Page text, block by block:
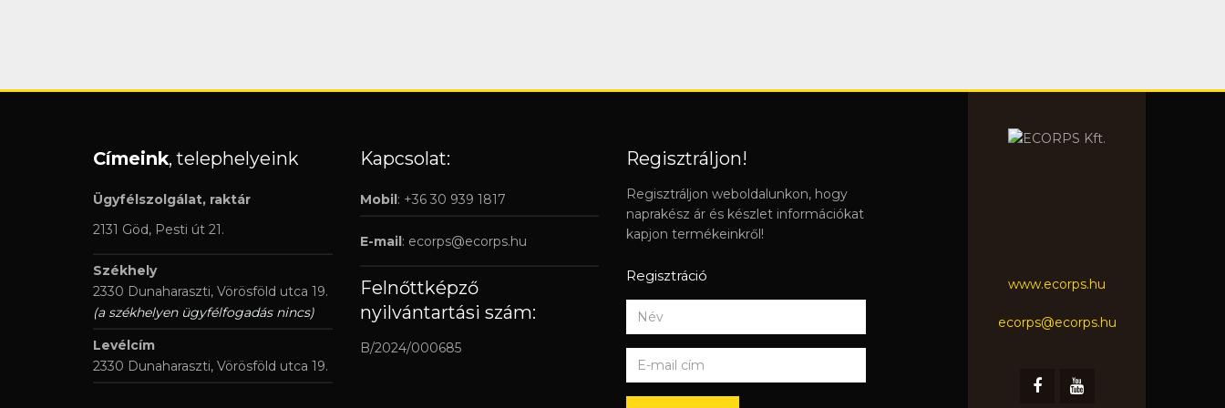
Címeink, telephelyeink
Ügyfélszolgálat, raktár
2131 Göd, Pesti út 21.
Székhely
2330 Dunaharaszti, Vörösföld utca 19.
(a székhelyen ügyfélfogadás nincs)
Levélcím
2330 Dunaharaszti, Vörösföld utca 19.
Kapcsolat:
Mobil: +36 30 939 1817
E-mail: ecorps@ecorps.hu
Felnőttképző
nyilvántartási szám:
B/2024/000685
Regisztráljon!
Regisztráljon weboldalunkon, hogy
naprakész ár és készlet információkat
kapjon termékeinkről!
Regisztráció www.ecorps.hu
ecorps@ecorps.hu